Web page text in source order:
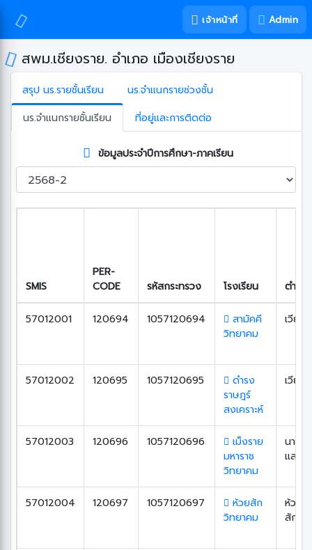
เจ้าหน้าที่ Admin
สพม.เชียงราย. อำเภอ เมืองเชียงราย
สรุป นร.รายชั้นเรียน
นร.จำแนกรายช่วงชั้น
นร.จำแนกรายชั้นเรียน
ที่อยู่และการติดต่อ
ข้อมูลประจำปีการศึกษา-ภาคเรียน
SMIS
PER-
CODE
รหัสกระทรวง โรงเรียน ตำบล
57012001 120694 1057120694
สามัคคี
วิทยาคม
เวียง
57012002 120695 1057120695
ดำรง
ราษฎร์
สงเคราะห์
เวียง
57012003 120696 1057120696
เม็งราย
มหาราช
วิทยาคม
นาง
แล
57012004 120697 1057120697
ห้วยสัก
วิทยาคม
ห้วย
สัก